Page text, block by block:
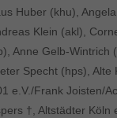
Huber (khu),
Klein (akl),
Anne Gelb-Wintrich
Specht (hps), Alte
e.V./Frank Joisten/
†, Altstädter Köln